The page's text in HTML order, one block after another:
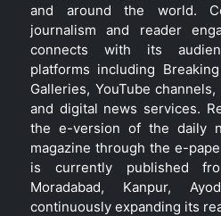
and around the world.
journalism and reader
connects with its
platforms including
Galleries, YouTube
and digital news services.
the e-version of the daily
magazine through the e-
is currently published
Moradabad, Kanpur,
continuously expanding its